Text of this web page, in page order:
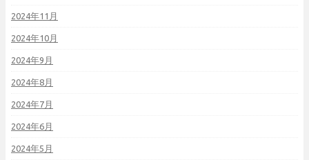
2024年11月
2024年10月
2024年9月
2024年8月
2024年7月
2024年6月
2024年5月